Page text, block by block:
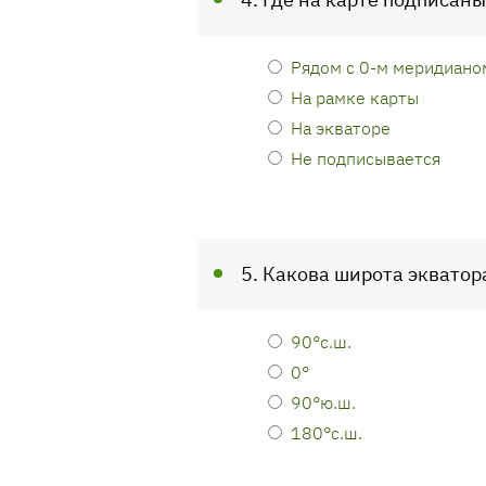
Рядом с 0-м
На рамке карты
На экваторе
Не подписывается
5. Какова широта
90°с.ш.
0°
90°ю.ш.
180°с.ш.